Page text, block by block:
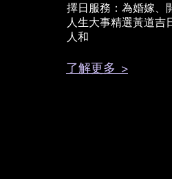
擇日服務：為婚嫁、
人生大事精選黃道吉
人和
了解更多 >